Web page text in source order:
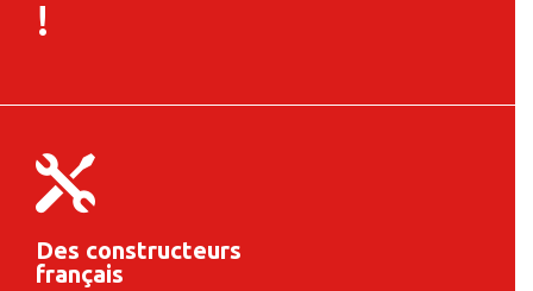
!
Des constructeurs
français